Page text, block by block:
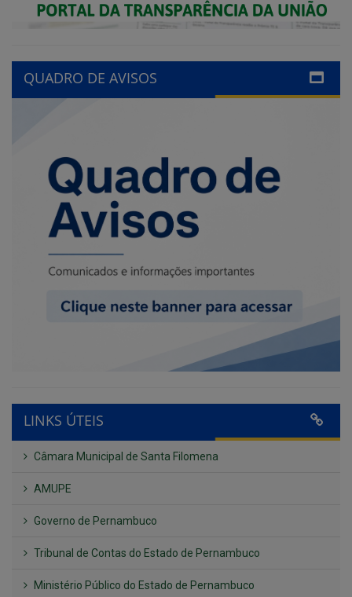
QUADRO DE AVISOS
LINKS ÚTEIS
Câmara Municipal de Santa Filomena
AMUPE
Governo de Pernambuco
Tribunal de Contas do Estado de Pernambuco
Ministério Público do Estado de Pernambuco